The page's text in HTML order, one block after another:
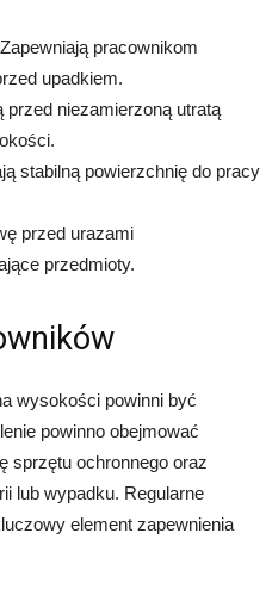
pracownikom
upadkiem.
przed niezamierzoną utratą
stabilną powierzchnię do pracy
przed urazami
przedmioty.
wysokości powinni być
powinno obejmować
sprzętu ochronnego oraz
lub wypadku. Regularne
element zapewnienia